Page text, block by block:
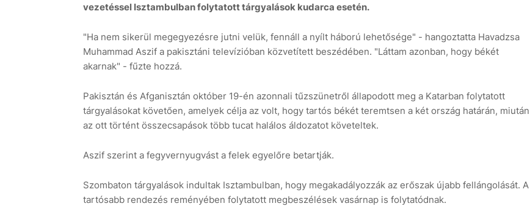
vezetéssel Isztambulban folytatott tárgyalások kudarca esetén.
"Ha nem sikerül megegyezésre jutni velük, fennáll a nyílt háború lehetősége" - hangoztatta Havadzsa
Muhammad Aszif a pakisztáni televízióban közvetített beszédében. "Láttam azonban, hogy békét
akarnak" - fűzte hozzá.
Pakisztán és Afganisztán október 19-én azonnali tűzszünetről állapodott meg a Katarban folytatott
tárgyalásokat követően, amelyek célja az volt, hogy tartós békét teremtsen a két ország határán, miután
az ott történt összecsapások több tucat halálos áldozatot követeltek.
Aszif szerint a fegyvernyugvást a felek egyelőre betartják.
Szombaton tárgyalások indultak Isztambulban, hogy megakadályozzák az erőszak újabb fellángolását. A
tartósabb rendezés reményében folytatott megbeszélések vasárnap is folytatódnak.